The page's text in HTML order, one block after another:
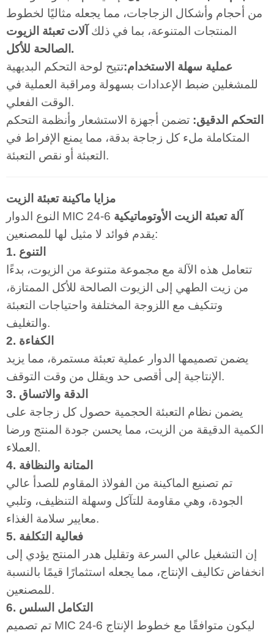
من أحجام وأشكال الزجاجات، مما يجعله مثاليًا لخطوط
المنتجات المتنوعة، بما في ذلك آلات تعبئة الزيوت
الصالحة للأكل .
عملية سهلة الاستخدام:تتيح لوحة التحكم البديهية
للمشغلين ضبط الإعدادات بسهولة ومراقبة العملية في
الوقت الفعلي.
التحكم الدقيق: تضمن أجهزة الاستشعار وأنظمة التحكم
المتكاملة ملء كل زجاجة بدقة، مما يمنع الإفراط في
التعبئة أو نقص التعبئة.
مزايا ماكينة تعبئة الزيت
النوع الدوار MIC 24-6 آلة تعبئة الزيت الأوتوماتيكية
يقدم فوائد لا مثيل لها للمصنعين:
1. التنوع
تتعامل هذه الآلة مع مجموعة متنوعة من الزيوت، بدءًا
من زيت الطهي إلى الزيوت الصالحة للأكل الممتازة،
وتتكيف مع اللزوجة المختلفة واحتياجات التعبئة
والتغليف.
2. الكفاءة
يضمن تصميمها الدوار عملية تعبئة مستمرة، مما يزيد
الإنتاجية إلى أقصى حد ويقلل من وقت التوقف.
3. الدقة والاتساق
يضمن نظام التعبئة الحجمية حصول كل زجاجة على
الكمية الدقيقة من الزيت، مما يحسن جودة المنتج ورضا
العملاء.
4. المتانة والنظافة
تم تصنيع الماكينة من الفولاذ المقاوم للصدأ عالي
الجودة، وهي مقاومة للتآكل وسهلة التنظيف، وتلبي
معايير سلامة الغذاء.
5. فعالية التكلفة
إن التشغيل عالي السرعة وتقليل هدر المنتج يؤدي إلى
انخفاض تكاليف الإنتاج، مما يجعله استثمارًا قيمًا بالنسبة
للمصنعين.
6. التكامل السلس
تم تصميم MIC 24-6 ليكون متوافقًا مع خطوط الإنتاج